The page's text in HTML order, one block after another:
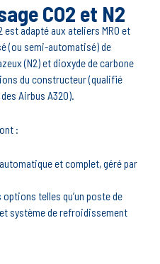
CO2 et N2
est adapté aux ateliers MRO et
(ou semi-automatisé) de
(N2) et dioxyde de carbone
du constructeur (qualifié
Airbus A320).
:
et complet, géré par
telles qu’un poste de
système de refroidissement